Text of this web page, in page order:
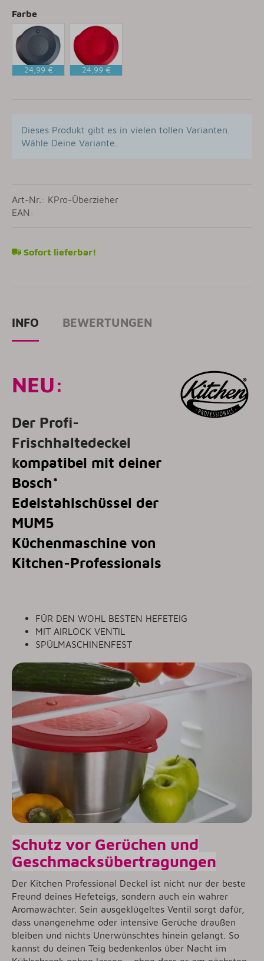
Farbe
24,99 € 24,99 €
Dieses Produkt gibt es in vielen tollen Varianten.
Wähle Deine Variante.
Art-Nr.: KPro-Überzieher
EAN:
Sofort lieferbar!
INFO BEWERTUNGEN
NEU:
Der Profi-
Frischhaltedeckel
kompatibel mit deiner
Bosch*
Edelstahlschüssel der
MUM5
Küchenmaschine von
Kitchen-Professionals
FÜR DEN WOHL BESTEN HEFETEIG
MIT AIRLOCK VENTIL
SPÜLMASCHINENFEST
Schutz vor Gerüchen und
Geschmacksübertragungen
Der Kitchen Professional Deckel ist nicht nur der beste
Freund deines Hefeteigs, sondern auch ein wahrer
Aromawächter. Sein ausgeklügeltes Ventil sorgt dafür,
dass unangenehme oder intensive Gerüche draußen
bleiben und nichts Unerwünschtes hinein gelangt. So
kannst du deinen Teig bedenkenlos über Nacht im